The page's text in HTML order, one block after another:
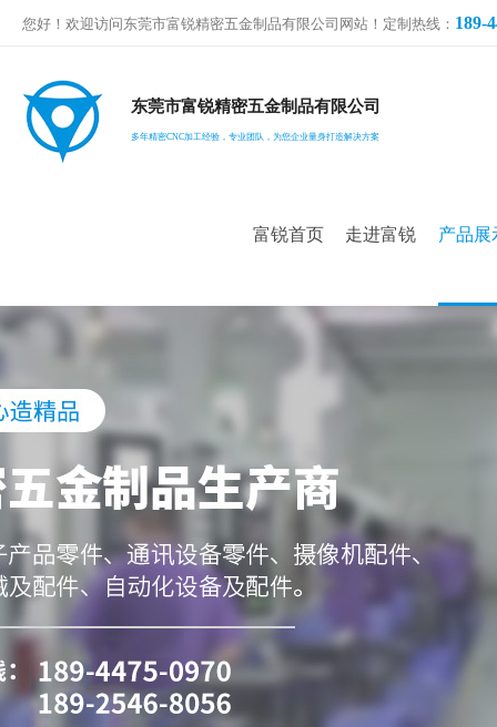
您好！欢迎访问东莞市富锐精密五金制品有限公司网站！定制热线： 189-
东莞市富锐精密五金制品有限公司
多年精密CNC加工经验，专业团队，为您企业量身打造解决方案
富锐首页 走进富锐 产品展